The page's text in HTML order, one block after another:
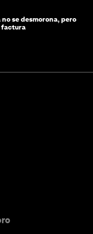
se desmorona, pero
factura